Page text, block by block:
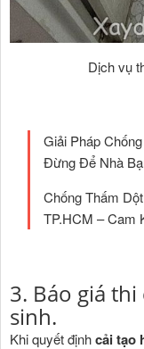
Dịch vụ
Giải Pháp
Đừng Để Nhà
Chống Thấm
TP.HCM – Cam
3. Báo giá
sinh.
Khi quyết địnhcải tạo